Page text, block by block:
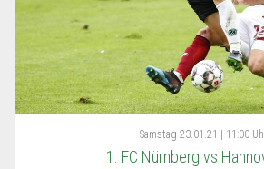
Samstag 23.01.21 | 11:00
1. FC Nürnberg vs